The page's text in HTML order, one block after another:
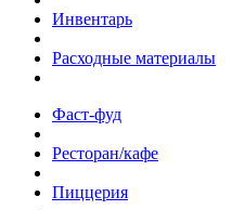
Инвентарь
Расходные материалы
Фаст-фуд
Ресторан/кафе
Пиццерия